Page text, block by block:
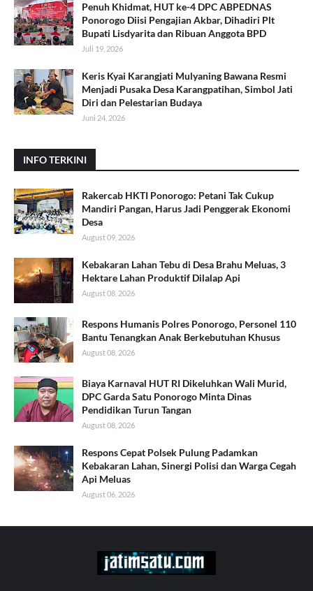
Penuh Khidmat, HUT ke-4 DPC ABPEDNAS
Ponorogo Diisi Pengajian Akbar, Dihadiri Plt
Bupati Lisdyarita dan Ribuan Anggota BPD
Juli 19, 2026
Keris Kyai Karangjati Mulyaning Bawana Resmi
Menjadi Pusaka Desa Karangpatihan, Simbol Jati
Diri dan Pelestarian Budaya
Juni 24, 2026
INFO TERKINI
Rakercab HKTI Ponorogo: Petani Tak Cukup
Mandiri Pangan, Harus Jadi Penggerak Ekonomi
Desa
August 09, 2026
Kebakaran Lahan Tebu di Desa Brahu Meluas, 3
Hektare Lahan Produktif Dilalap Api
August 08, 2026
Respons Humanis Polres Ponorogo, Personel 110
Bantu Tenangkan Anak Berkebutuhan Khusus
August 08, 2026
Biaya Karnaval HUT RI Dikeluhkan Wali Murid,
DPC Garda Satu Ponorogo Minta Dinas
Pendidikan Turun Tangan
August 08, 2026
Respons Cepat Polsek Pulung Padamkan
Kebakaran Lahan, Sinergi Polisi dan Warga Cegah
Api Meluas
August 06, 2026